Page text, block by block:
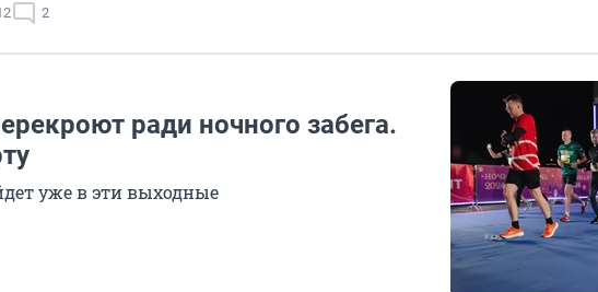
2
ради ночного забега.
уже в эти выходные